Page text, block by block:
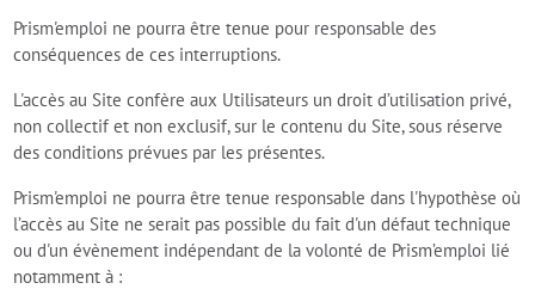
Prism'emploi ne pourra être tenue pour responsable des
conséquences de ces interruptions.
L'accès au Site confère aux Utilisateurs un droit d’utilisation privé,
non collectif et non exclusif, sur le contenu du Site, sous réserve
des conditions prévues par les présentes.
Prism'emploi ne pourra être tenue responsable dans l'hypothèse où
l’accès au Site ne serait pas possible du fait d'un défaut technique
ou d'un évènement indépendant de la volonté de Prism’emploi lié
notamment à :